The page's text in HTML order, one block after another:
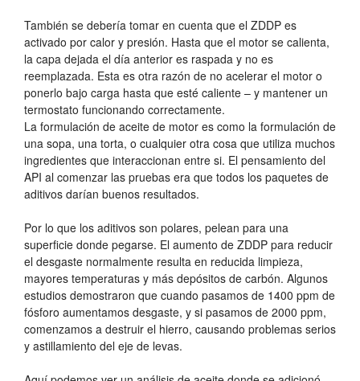
También se debería tomar en cuenta que el ZDDP es
activado por calor y presión. Hasta que el motor se calienta,
la capa dejada el día anterior es raspada y no es
reemplazada. Esta es otra razón de no acelerar el motor o
ponerlo bajo carga hasta que esté caliente – y mantener un
termostato funcionando correctamente.
La formulación de aceite de motor es como la formulación de
una sopa, una torta, o cualquier otra cosa que utiliza muchos
ingredientes que interaccionan entre si. El pensamiento del
API al comenzar las pruebas era que todos los paquetes de
aditivos darían buenos resultados.
Por lo que los aditivos son polares, pelean para una
superficie donde pegarse. El aumento de ZDDP para reducir
el desgaste normalmente resulta en reducida limpieza,
mayores temperaturas y más depósitos de carbón. Algunos
estudios demostraron que cuando pasamos de 1400 ppm de
fósforo aumentamos desgaste, y si pasamos de 2000 ppm,
comenzamos a destruir el hierro, causando problemas serios
y astillamiento del eje de levas.